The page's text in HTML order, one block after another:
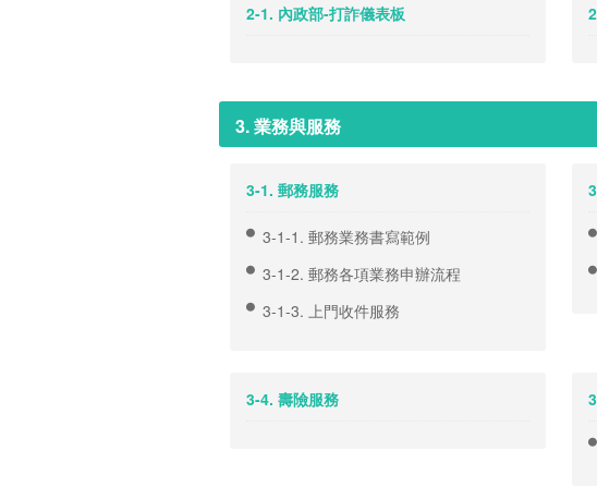
2-1. 內政部-打詐儀表板
3. 業務與服務
3-1. 郵務服務
3-1-1. 郵務業務書寫範例
3-1-2. 郵務各項業務申辦流程
3-1-3. 上門收件服務
3-4. 壽險服務